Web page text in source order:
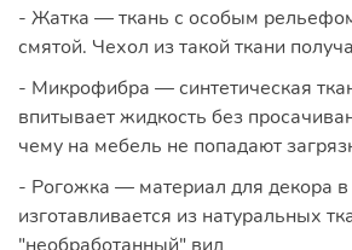
- Жатка — ткань с особым
смятой. Чехол из такой ткани
- Микрофибра — синтетическая
впитывает жидкость без
чему на мебель не попадают
- Рогожка — материал для декора в
изготавливается из натуральных